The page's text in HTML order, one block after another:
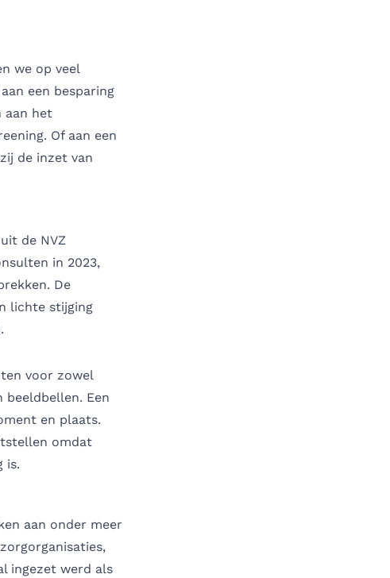
we op veel
een besparing
aan het
Of aan een
de inzet van
de NVZ
in 2023,
De
lichte stijging
voor zowel
Een
en plaats.
omdat
is.
aan onder meer
ingezet werd als